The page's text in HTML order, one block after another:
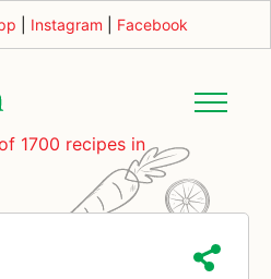
Instagram Facebook
1700 recipes in